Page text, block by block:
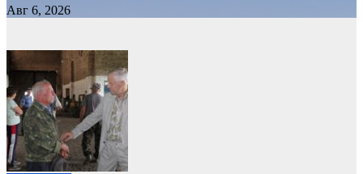
Авг 6, 2026